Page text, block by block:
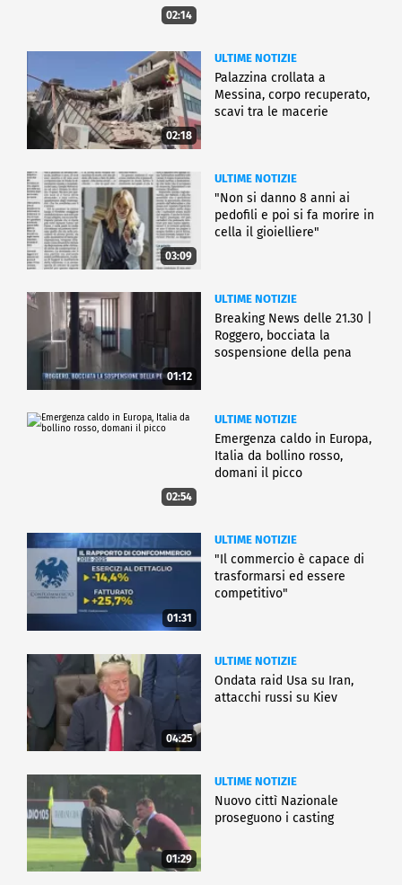
02:14
02:18
ULTIME NOTIZIE
Palazzina crollata a
Messina, corpo recuperato,
scavi tra le macerie
03:09
ULTIME NOTIZIE
"Non si danno 8 anni ai
pedofili e poi si fa morire in
cella il gioielliere"
01:12
ULTIME NOTIZIE
Breaking News delle 21.30 |
Roggero, bocciata la
sospensione della pena
02:54
ULTIME NOTIZIE
Emergenza caldo in Europa,
Italia da bollino rosso,
domani il picco
01:31
ULTIME NOTIZIE
"Il commercio è capace di
trasformarsi ed essere
competitivo"
04:25
ULTIME NOTIZIE
Ondata raid Usa su Iran,
attacchi russi su Kiev
01:29
ULTIME NOTIZIE
Nuovo cittì Nazionale
proseguono i casting